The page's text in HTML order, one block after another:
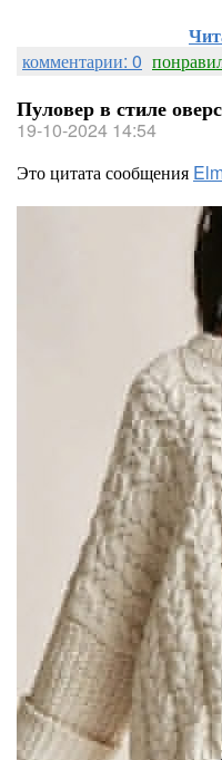
комментарии: 0
Пуловер в стиле
19-10-2024 14:54
Это цитата сообщения